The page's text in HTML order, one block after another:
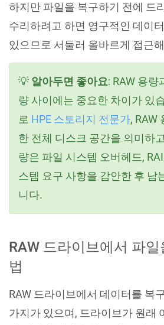
하지만 파일을 복구하기 전에 드
수리하려고 하면 영구적인 데이
있으므로 서둘러 올바르게 접근
💡 알아두면 좋아요: RAW 용량
량 사이에는 중요한 차이가 있
로 HPE 스토리지 전문가, RAW
한 전체 디스크 공간을 의미하
량은 파일 시스템 오버헤드,
스템 요구 사항을 감안한 후 남
니다.
RAW 드라이브에서 파
법
RAW 드라이브에서 데이터를 복
가지가 있으며, 드라이브가 원래